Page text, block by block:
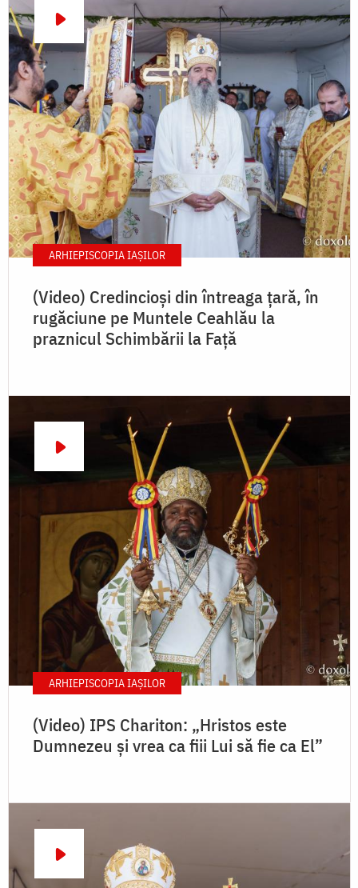
ARHIEPISCOPIA IAŞILOR
(Video) Credincioși din întreaga țară, în
rugăciune pe Muntele Ceahlău la
praznicul Schimbării la Față
ARHIEPISCOPIA IAŞILOR
(Video) IPS Chariton: „Hristos este
Dumnezeu și vrea ca fiii Lui să fie ca El”